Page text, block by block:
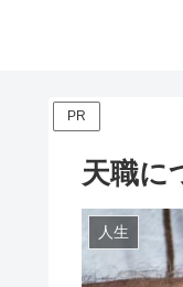
PR
天職に
人生